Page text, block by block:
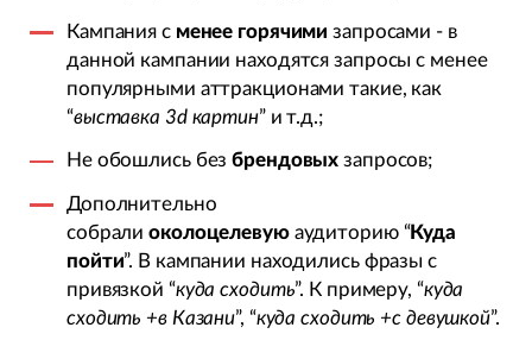
Кампания с менее горячими запросами - в
данной кампании находятся запросы с менее
популярными аттракционами такие, как
“выставка 3d картин” и т.д.;
Не обошлись безбрендовыхзапросов;
Дополнительно
собралиоколоцелевую аудиторию “Куда
пойти”. В кампании находились фразы с
привязкой “куда сходить”. К примеру, “куда
сходить +в Казани”, “куда сходить +с девушкой”.